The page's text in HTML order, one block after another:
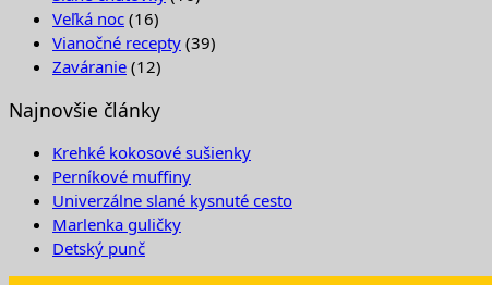
Veľká noc (16)
Vianočné recepty (39)
Zaváranie (12)
Najnovšie články
Krehké kokosové sušienky
Perníkové muffiny
Univerzálne slané kysnuté cesto
Marlenka guličky
Detský punč